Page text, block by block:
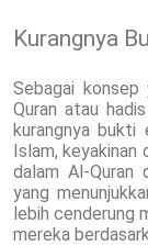
Kurangnya
Sebagai
Quran atau
kurangnya bukti
Islam, keyakinan
dalam Al-Quran
yang
lebih cenderung
mereka